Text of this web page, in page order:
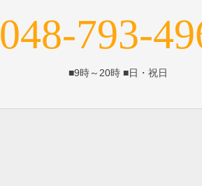
048-793-
■9時～20時 ■日・祝日